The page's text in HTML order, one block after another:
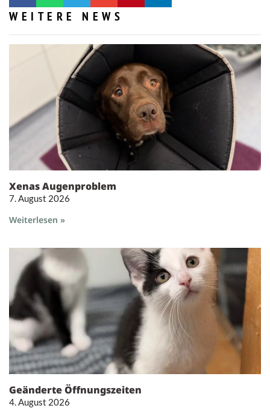
WEITERE NEWS
Xenas Augenproblem
7. August 2026
Weiterlesen »
Geänderte Öffnungszeiten
4. August 2026